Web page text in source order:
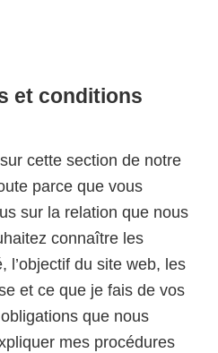
et conditions
cette section de notre
parce que vous
sur la relation que nous
connaître les
l’objectif du site web, les
et ce que je fais de vos
que nous
mes procédures